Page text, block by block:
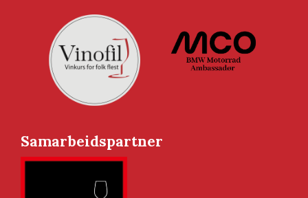
Samarbeidspartner